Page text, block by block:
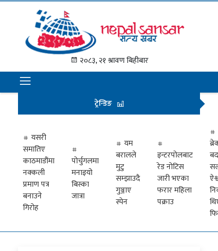
२०८३, २१ श्रावण बिहीबार
समाचार
राजनीति
अन्तराष्ट्रिय
अर्थ
मनोरञ्जन
प्रवास
खेलकुद
ट्रेन्डिङ
यसरी
समातिए
काठमाडौंमा
नक्कली
प्रमाण पत्र
बनाउने
गिरोह
पोर्चुगलमा
मनाइयो
बिस्का
जात्रा
यम
बरालले
मुटु
सम्झाउदै
गुञ्जाए
स्पेन
इन्टरपोलबाट
रेड नोटिस
जारी भएका
फरार महिला
पक्राउ